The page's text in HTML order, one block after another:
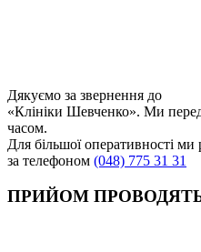
Дякуємо за звернення до
«Клініки Шевченко». Ми
часом.
Для більшої оперативності
за телефоном (048) 775 31 31
ПРИЙОМ